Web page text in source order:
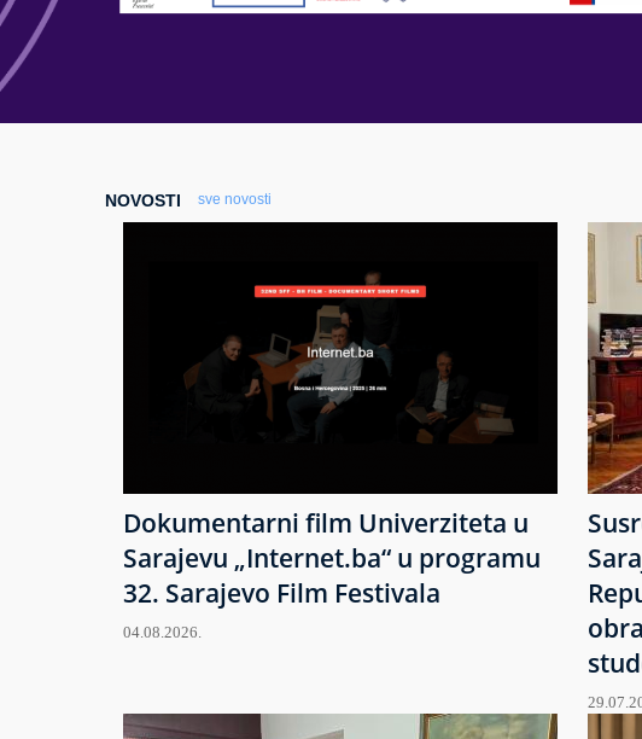
NOVOSTI sve novosti
Dokumentarni film Univerziteta u
Sarajevu „Internet.ba“ u programu
32. Sarajevo Film Festivala
04.08.2026.